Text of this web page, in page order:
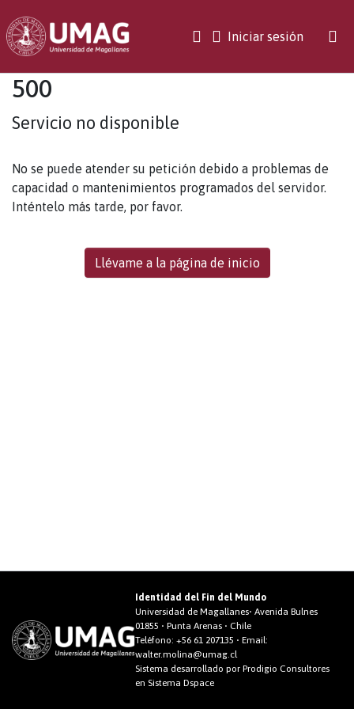
Iniciar sesión(current)
500
Servicio no disponible
No se puede atender su petición debido a problemas de
capacidad o mantenimientos programados del servidor.
Inténtelo más tarde, por favor.
Llévame a la página de inicio
Identidad del Fin del Mundo
Universidad de Magallanes• Avenida Bulnes
01855 • Punta Arenas • Chile
Teléfono:+56 61 207135 • Email:
walter.molina@umag.cl
Sistema desarrollado por Prodigio Consultores
en Sistema Dspace